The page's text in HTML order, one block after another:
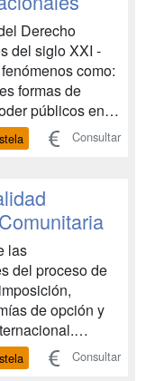
Derecho
del siglo XXI -
como:
formas de
públicos en la
la
sistemas
las
aparición de ...
Consultar
las
del proceso de
de opción y
armonización
Unión Europea:
Consultar